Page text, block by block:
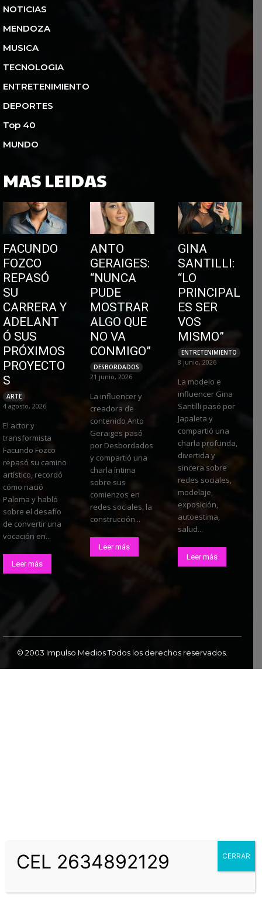
NOTICIAS
MENDOZA
MUSICA
TECNOLOGIA
ENTRETENIMIENTO
DEPORTES
Top 40
MUNDO
MAS LEIDAS
FACUNDO
FOZCO
REPASÓ
SU
CARRERA Y
ADELANT
Ó SUS
PRÓXIMOS
PROYECTO
S
ARTE
4 agosto, 2026
El actor y
transformista
Facundo Fozco
repasó su camino
artístico, recordó
cómo nació
Paloma y habló
sobre el desafío
de convertir una
vocación en...
Leer más
ANTO
GERAIGES:
“NUNCA
PUDE
MOSTRAR
ALGO QUE
NO VA
CONMIGO”
DESBORDADOS
21 junio, 2026
La influencer y
creadora de
contenido Anto
Geraiges pasó
por Desbordados
y compartió una
charla íntima
sobre sus
comienzos en
redes sociales, la
construcción...
Leer más
GINA
SANTILLI:
“LO
PRINCIPAL
ES SER
VOS
MISMO”
ENTRETENIMIENTO
8 junio, 2026
La modelo e
influencer Gina
Santilli pasó por
Japaleta y
compartió una
charla profunda,
divertida y
sincera sobre
redes sociales,
modelaje,
exposición,
autoestima,
salud...
Leer más
© 2003 Impulso Medios Todos los derechos reservados.